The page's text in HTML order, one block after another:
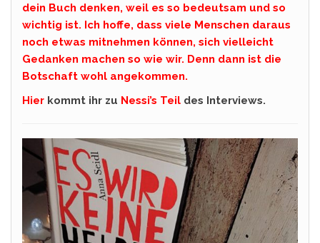
dein Buch denken, weil es so bedeutsam und so
wichtig ist. Ich hoffe, dass viele Menschen daraus
noch etwas mitnehmen können, sich vielleicht
Gedanken machen so wie wir. Denn dann ist die
Botschaft wohl angekommen.
Hier kommt ihr zu Nessi’s Teil des Interviews.